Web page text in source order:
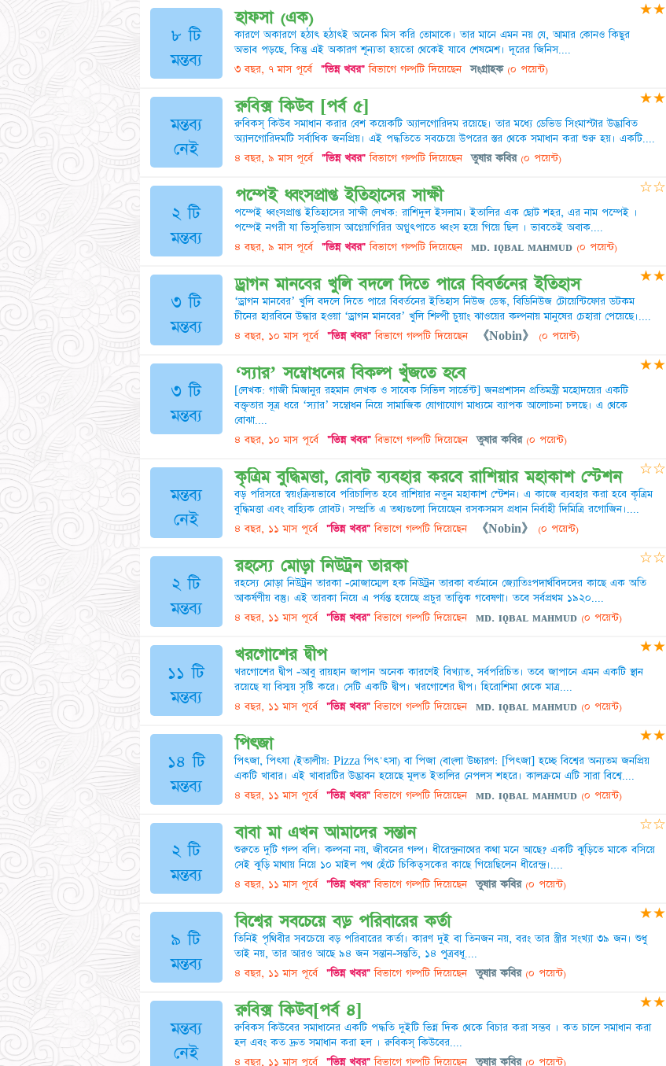
৮ টি
মন্তব্য
হাফসা (এক)
কারণে অকারণে হঠাৎ হঠাৎই অনেক মিস করি তোমাকে। তার মানে এমন নয় যে, আমার কোনও কিছুর
অভাব পড়ছে, কিন্তু এই অকারণ শূন্যতা হয়তো থেকেই যাবে শেষমেশ। দূরের জিনিস....
৩ বছর, ৭ মাস পূর্বে "ভিন্ন খবর"বিভাগে গল্পটি দিয়েছেন সংগ্রাহক(০ পয়েন্ট)
★★
মন্তব্য
নেই
রুবিক্স কিউব [পর্ব ৫]
রুবিকস্‌ কিউব সমাধান করার বেশ কয়েকটি অ্যালগোরিদম রয়েছে। তার মধ্যে ডেভিড সিংমাস্টার উদ্ভাবিত
অ্যালগোরিদমটি সর্বাধিক জনপ্রিয়। এই পদ্ধতিতে সবচেয়ে উপরের স্তর থেকে সমাধান করা শুরু হয়। একটি....
৪ বছর, ৯ মাস পূর্বে "ভিন্ন খবর"বিভাগে গল্পটি দিয়েছেন তুষার কবির(০ পয়েন্ট)
★★
২ টি
মন্তব্য
পম্পেই ধ্বংসপ্রাপ্ত ইতিহাসের সাক্ষী
পম্পেই ধ্বংসপ্রাপ্ত ইতিহাসের সাক্ষী লেখক: রাশিদুল ইসলাম। ইতালির এক ছােট শহর, এর নাম পম্পেই ।
পম্পেই নগরী যা ভিসুভিয়াস আগ্নেয়গিরির অগ্নুৎপাতে ধ্বংস হয়ে গিয়ে ছিল । ভাবতেই অবাক....
৪ বছর, ৯ মাস পূর্বে "ভিন্ন খবর"বিভাগে গল্পটি দিয়েছেন ᴍᴅ. ɪǫʙᴀʟ ᴍᴀʜᴍᴜᴅ(০ পয়েন্ট)
☆☆
৩ টি
মন্তব্য
ড্রাগন মানবের খুলি বদলে দিতে পারে বিবর্তনের ইতিহাস
‘ড্রাগন মানবের’ খুলি বদলে দিতে পারে বিবর্তনের ইতিহাস নিউজ ডেস্ক, বিডিনিউজ টোয়েন্টিফোর ডটকম
চীনের হারবিনে উদ্ধার হওয়া ‘ড্রাগন মানবের’ খুলি শিল্পী চুয়াং ঝাওয়ের কল্পনায় মানুষের চেহারা পেয়েছে।....
৪ বছর, ১০ মাস পূর্বে "ভিন্ন খবর"বিভাগে গল্পটি দিয়েছেন 《Nobin》 (০ পয়েন্ট)
★★
৩ টি
মন্তব্য
‘স্যার’ সম্বোধনের বিকল্প খুঁজতে হবে
[লেখক: গাজী মিজানুর রহমান লেখক ও সাবেক সিভিল সার্ভেন্ট] জনপ্রশাসন প্রতিমন্ত্রী মহোদয়ের একটি
বক্তৃতার সূত্র ধরে ‘স্যার’ সম্বোধন নিয়ে সামাজিক যোগাযোগ মাধ্যমে ব্যাপক আলোচনা চলছে। এ থেকে
বোঝা....
৪ বছর, ১০ মাস পূর্বে "ভিন্ন খবর"বিভাগে গল্পটি দিয়েছেন তুষার কবির(০ পয়েন্ট)
★★
মন্তব্য
নেই
কৃত্রিম বুদ্ধিমত্তা, রোবট ব্যবহার করবে রাশিয়ার মহাকাশ স্টেশন
বড় পরিসরে স্বয়ংক্রিয়ভাবে পরিচালিত হবে রাশিয়ার নতুন মহাকাশ স্টেশন। এ কাজে ব্যবহার করা হবে কৃত্রিম
বুদ্ধিমত্তা এবং বাহ্যিক রোবট। সম্প্রতি এ তথ্যগুলো দিয়েছেন রসকসমস প্রধান নির্বাহী দিমিত্রি রগোজিন।....
৪ বছর, ১১ মাস পূর্বে "ভিন্ন খবর"বিভাগে গল্পটি দিয়েছেন 《Nobin》 (০ পয়েন্ট)
☆☆
২ টি
মন্তব্য
রহস্যে মোড়া নিউট্রন তারকা
রহস্যে মোড়া নিউট্রন তারকা -মোজাম্মেল হক নিউট্রন তারকা বর্তমানে জ্যোতিঃপদার্থবিদদের কাছে এক অতি
আকর্ষণীয় বস্তু। এই তারকা নিয়ে এ পর্যন্ত হয়েছে প্রচুর তাত্ত্বিক গবেষণা। তবে সর্বপ্রথম ১৯২০....
৪ বছর, ১১ মাস পূর্বে "ভিন্ন খবর"বিভাগে গল্পটি দিয়েছেন ᴍᴅ. ɪǫʙᴀʟ ᴍᴀʜᴍᴜᴅ(০ পয়েন্ট)
☆☆
১১ টি
মন্তব্য
খরগোশের দ্বীপ
খরগোশের দ্বীপ -আবু রায়হান জাপান অনেক কারণেই বিখ্যাত, সর্বপরিচিত। তবে জাপানে এমন একটি স্থান
রয়েছে যা বিস্ময় সৃষ্টি করে। সেটি একটি দ্বীপ। খরগোশের দ্বীপ। হিরোশিমা থেকে মাত্র....
৪ বছর, ১১ মাস পূর্বে "ভিন্ন খবর"বিভাগে গল্পটি দিয়েছেন ᴍᴅ. ɪǫʙᴀʟ ᴍᴀʜᴍᴜᴅ(০ পয়েন্ট)
★★
১৪ টি
মন্তব্য
পিৎজা
পিৎজা, পিৎযা (ইতালীয়: Pizza পিৎ'ৎসা) বা পিজা (বাংলা উচ্চারণ: [পিৎজা] হচ্ছে বিশ্বের অন্যতম জনপ্রিয়
একটি খাবার। এই খাবারটির উদ্ভাবন হয়েছে মূলত ইতালির নেপলস শহরে। কালক্রমে এটি সারা বিশ্বে....
৪ বছর, ১১ মাস পূর্বে "ভিন্ন খবর"বিভাগে গল্পটি দিয়েছেন ᴍᴅ. ɪǫʙᴀʟ ᴍᴀʜᴍᴜᴅ(০ পয়েন্ট)
★★
২ টি
মন্তব্য
বাবা মা এখন আমাদের সন্তান
শুরুতে দুটি গল্প বলি। কল্পনা নয়, জীবনের গল্প। ধীরেন্দ্রনাথের কথা মনে আছে? একটি ঝুড়িতে মাকে বসিয়ে
সেই ঝুড়ি মাথায় নিয়ে ১০ মাইল পথ হেঁটে চিকিত্সকের কাছে গিয়েছিলেন ধীরেন্দ্র।....
৪ বছর, ১১ মাস পূর্বে "ভিন্ন খবর"বিভাগে গল্পটি দিয়েছেন তুষার কবির(০ পয়েন্ট)
☆☆
৯ টি
মন্তব্য
বিশ্বের সবচেয়ে বড় পরিবারের কর্তা
তিনিই পৃথিবীর সবচেয়ে বড় পরিবারের কর্তা। কারণ দুই বা তিনজন নয়, বরং তার স্ত্রীর সংখ্যা ৩৯ জন। শুধু
তাই নয়, তার আরও আছে ৯৪ জন সন্তান-সন্ততি, ১৪ পুত্রবধূ....
৪ বছর, ১১ মাস পূর্বে "ভিন্ন খবর"বিভাগে গল্পটি দিয়েছেন তুষার কবির(০ পয়েন্ট)
★★
মন্তব্য
নেই
রুবিক্স কিউব[পর্ব ৪]
রুবিকস কিউবের সমাধানের একটি পদ্ধতি দুইটি ভিন্ন দিক থেকে বিচার করা সম্ভব । কত চালে সমাধান করা
হল এবং কত দ্রুত সমাধান করা হল । রুবিকস্‌ কিউবের....
৪ বছর, ১১ মাস পূর্বে "ভিন্ন খবর"বিভাগে গল্পটি দিয়েছেন তুষার কবির(০ পয়েন্ট)
★★